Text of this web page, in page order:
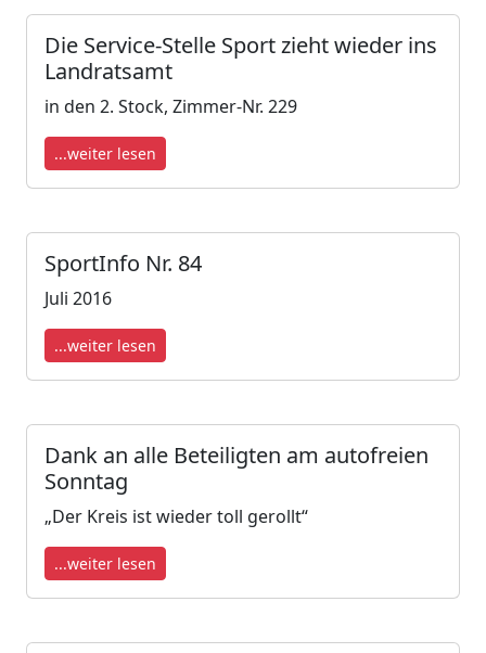
Die Service-Stelle Sport zieht wieder ins
Landratsamt
in den 2. Stock, Zimmer-Nr. 229
...weiter lesen
SportInfo Nr. 84
Juli 2016
...weiter lesen
Dank an alle Beteiligten am autofreien
Sonntag
„Der Kreis ist wieder toll gerollt“
...weiter lesen